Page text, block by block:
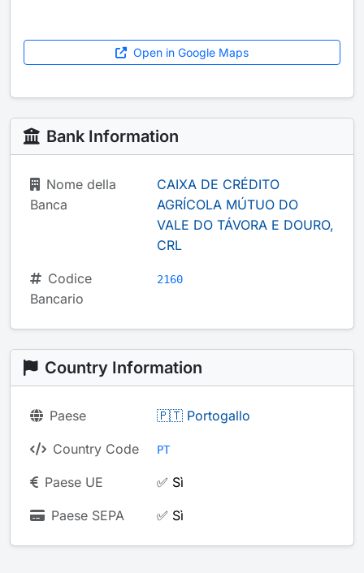
Open in Google Maps
Bank Information
Nome della
Banca
CAIXA DE CRÉDITO
AGRÍCOLA MÚTUO DO
VALE DO TÁVORA E DOURO,
CRL
Codice
Bancario
2160
Country Information
Paese 🇵🇹 Portogallo
Country Code PT
Paese UE ✅ Sì
Paese SEPA ✅ Sì